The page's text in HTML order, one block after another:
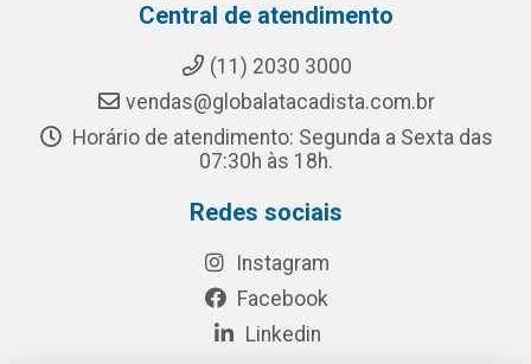
Central de atendimento
(11) 2030 3000
vendas@globalatacadista.com.br
Horário de atendimento: Segunda a Sexta das
07:30h às 18h.
Redes sociais
Instagram
Facebook
Linkedin